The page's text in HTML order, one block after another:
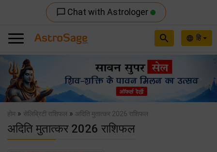
chat_bubble_outline Chat with Astrologer
language हि
search
Previous
होम » सेलिब्रिटी राशिफल » अदिति मुतात्कर 2026 राशिफल
अदिति मुतात्कर 2026 राशिफल